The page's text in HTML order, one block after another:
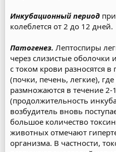
Инкубационный период
колеблется от 2 до 12 дней.
Патогенез. Лептоспиры
через слизистые
с током крови разносятся
(почки, печень, легкие),
размножаются в течение 2-
(продолжительность
возбудитель вновь
большое количество
животных отмечают
организма. В частности,